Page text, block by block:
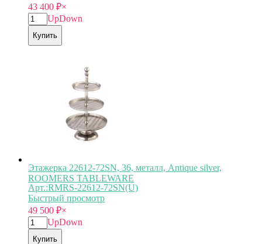
43 400 ₽×
UpDown
Купить
Этажерка 22612-72SN, 36, металл, Antique silver,
ROOMERS TABLEWARE
Арт.:RMRS-22612-72SN(U)
Быстрый просмотр
49 500 ₽×
UpDown
Купить